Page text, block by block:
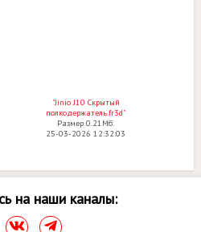
"Jinio J10 Скрытый
полкодержатель.fr3d"
Размер 0.21Мб.
25-03-2026 12:32:03
на наши каналы: